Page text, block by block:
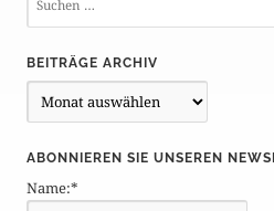
BEITRÄGE ARCHIV
e
t
r
ABONNIEREN SIE UNSEREN
Name:*